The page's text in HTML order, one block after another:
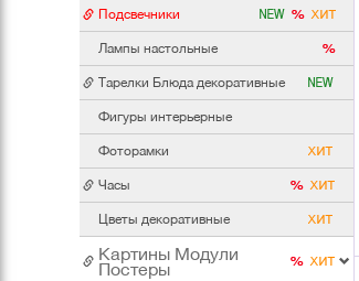
Подсвечники
Лампы настольные
Тарелки Блюда декоративные
Фигуры интерьерные
Фоторамки
Часы
Цветы декоративные
Картины Модули
Постеры
Брелок с именем Наталья 6 см
Шалфей 10 шт лавандовые